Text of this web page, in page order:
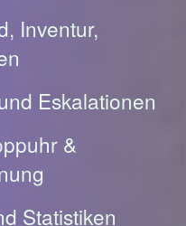
Inventur,
Eskalationen
&
Statistiken